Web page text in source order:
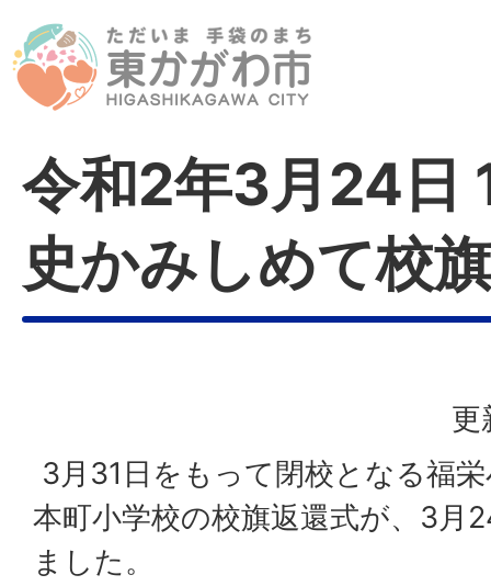
令和2年3月24日
史かみしめて校
更
3月31日をもって閉校となる福
本町小学校の校旗返還式が、3月
ました。